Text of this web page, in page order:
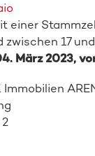
einer
zwischen 17
März2023,
Immobilien